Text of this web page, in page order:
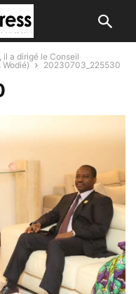
a dirigé le Conseil
20230703_225530